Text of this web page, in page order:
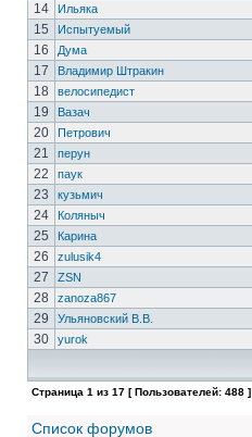
14
Ильяка
15
Испытуемый
16
Дума
17
Владимир Штракин
18
велосипедист
19
Вазач
20
Петрович
21
перун
22
паук
23
кузьмич
24
Коляныч
25
Карина
26
zulusik4
27
ZSN
28
zanoza867
29
Ульяновский В.В.
30
yurok
Страница 1 из 17 [ Пользователей: 488 ]
Список форумов